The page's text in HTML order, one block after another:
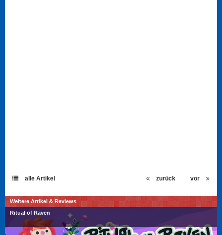
alle Artikel vor
zurück
Weitere Artikel & Reviews
Ritual of Raven